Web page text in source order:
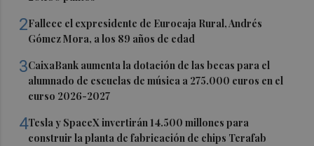
2Fallece el expresidente de Eurocaja Rural, Andrés
Gómez Mora, a los 89 años de edad
3CaixaBank aumenta la dotación de las becas para el
alumnado de escuelas de música a 275.000 euros en el
curso 2026-2027
4Tesla y SpaceX invertirán 14.500 millones para
construir la planta de fabricación de chips Terafab